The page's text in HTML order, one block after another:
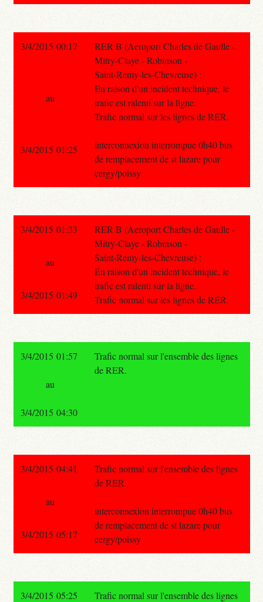
3/4/2015 00:17
RER B (Aeroport Charles de Gaulle -
Mitry-Claye - Robinson -
Saint-Remy-les-Chevreuse) :
En raison d'un incident technique, le
trafic est ralenti sur la ligne.
Trafic normal sur les lignes de RER.
interconnexion interrompue 0h40 bus
de remplacement de st lazare pour
cergy/poissy
au
3/4/2015 01:25
3/4/2015 01:33
RER B (Aeroport Charles de Gaulle -
Mitry-Claye - Robinson -
Saint-Remy-les-Chevreuse) :
En raison d'un incident technique, le
trafic est ralenti sur la ligne.
Trafic normal sur les lignes de RER.
au
3/4/2015 01:49
3/4/2015 01:57
Trafic normal sur l'ensemble des lignes
de RER.
au
3/4/2015 04:30
3/4/2015 04:41
Trafic normal sur l'ensemble des lignes
de RER.
interconnexion interrompue 0h40 bus
de remplacement de st lazare pour
cergy/poissy
au
3/4/2015 05:17
3/4/2015 05:25
Trafic normal sur l'ensemble des lignes